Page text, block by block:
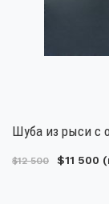
Шуба из рыси с
$12 500 $11 500